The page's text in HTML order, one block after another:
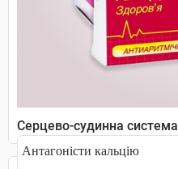
Серцево-судинна система
Антагоністи кальцію